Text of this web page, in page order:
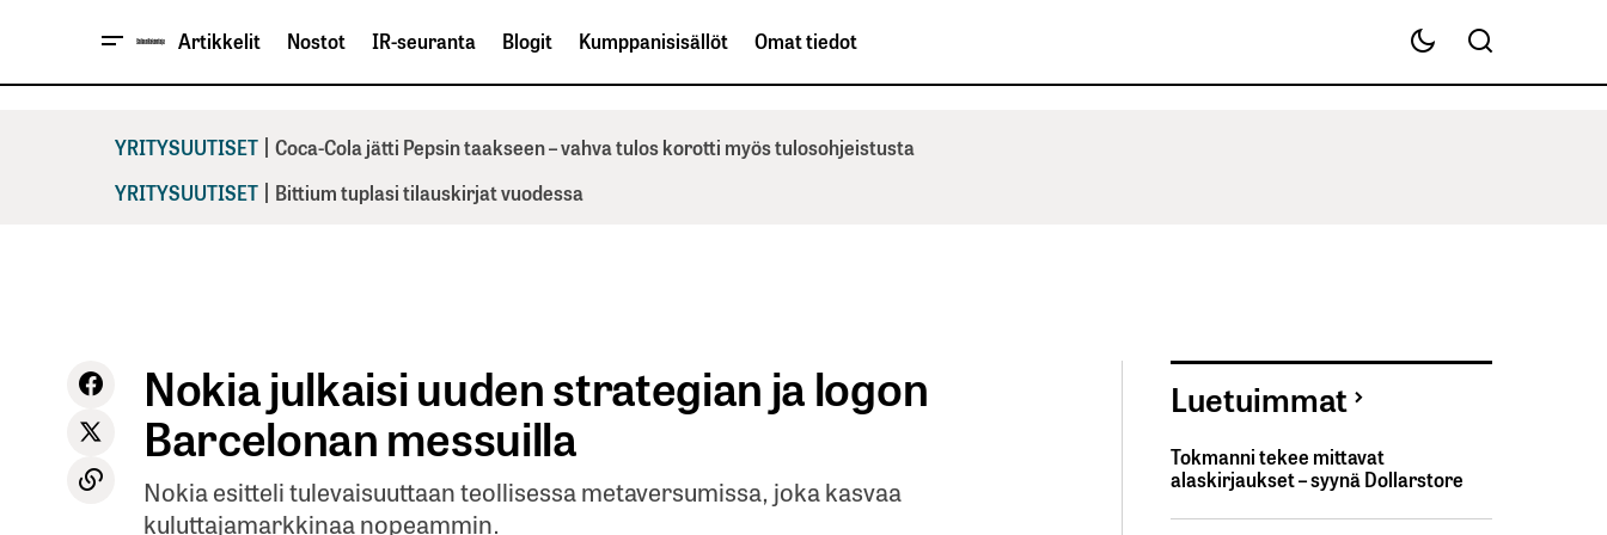
Artikkelit Nostot IR-seuranta Blogit Kumppanisisällöt Omat tiedot
YRITYSUUTISET | Coca-Cola jätti Pepsin taakseen – vahva tulos korotti myös tulosohjeistusta
YRITYSUUTISET | Bittium tuplasi tilauskirjat vuodessa
Nokia julkaisi uuden strategian ja logon
Barcelonan messuilla
Nokia esitteli tulevaisuuttaan teollisessa metaversumissa, joka kasvaa
kuluttajamarkkinaa nopeammin.
Luetuimmat
Tokmanni tekee mittavat
alaskirjaukset – syynä Dollarstore